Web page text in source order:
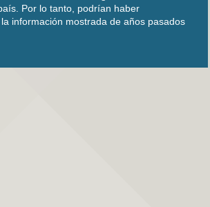
Por lo tanto, podrían haber
información mostrada de años pasados